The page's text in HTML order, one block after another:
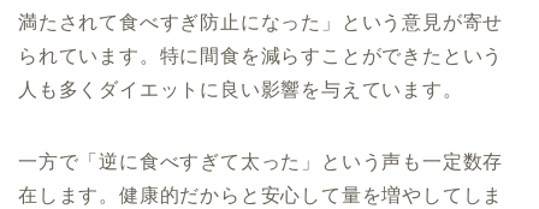
満たされて食べすぎ防止になった」という意見が寄せ
られています。特に間食を減らすことができたという
人も多くダイエットに良い影響を与えています。
一方で「逆に食べすぎて太った」という声も一定数存
在します。健康的だからと安心して量を増やしてしま